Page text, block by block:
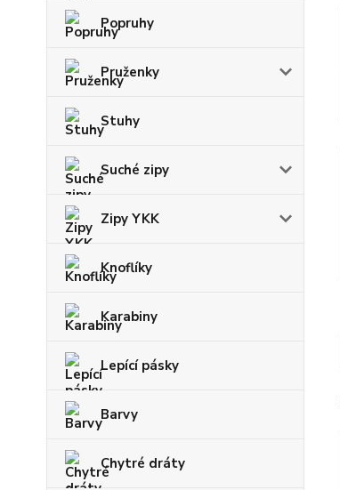
Popruhy
Pruženky
Stuhy
Suché zipy
Zipy YKK
Knoflíky
Karabiny
Lepící pásky
Barvy
Chytré dráty